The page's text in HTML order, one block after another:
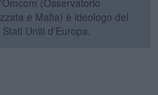
e Mafia) è ideologo del
Uniti d'Europa.